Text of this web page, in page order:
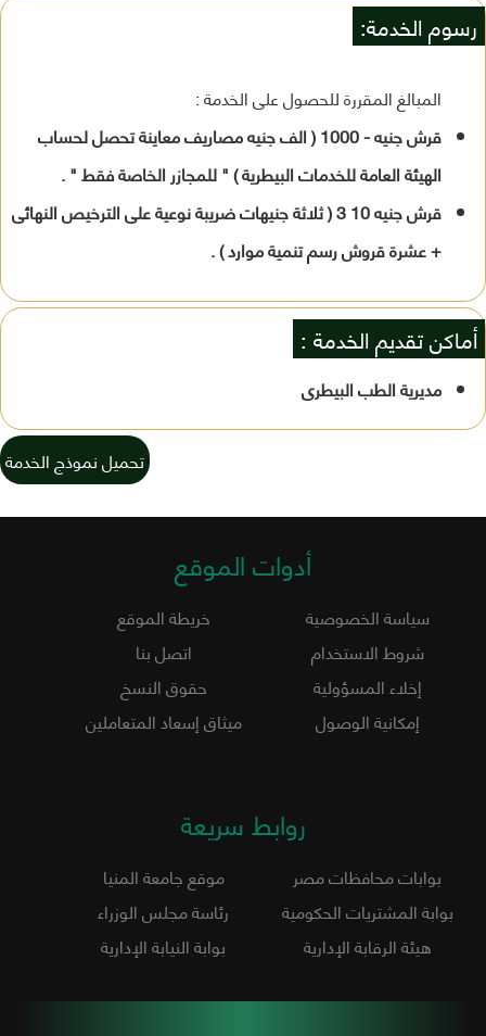
رسوم الخدمة:
المبالغ المقررة للحصول على الخدمة :
قرش جنيه - 1000 ( الف جنيه مصاريف معاينة تحصل لحساب
الهيئة العامة للخدمات البيطرية ) " للمجازر الخاصة فقط " .
قرش جنيه 10 3 ( ثلاثة جنيهات ضريبة نوعية على الترخيص النهائى
+ عشرة قروش رسم تنمية موارد ) .
أماكن تقديم الخدمة :
مديرية الطب البيطرى
تحميل نموذج الخدمة
أدوات الموقع
سياسة الخصوصية
خريطة الموقع
شروط الاستخدام
اتصل بنا
إخلاء المسؤولية
حقوق النسخ
إمكانية الوصول
ميثاق إسعاد المتعاملين
روابط سريعة
بوابات محافظات مصر
موقع جامعة المنيا
بوابة المشتريات الحكومية
رئاسة مجلس الوزراء
هيئة الرقابة الإدارية
بوابة النيابة الإدارية